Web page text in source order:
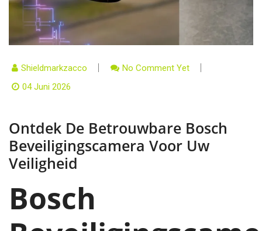
Shieldmarkzacco
No Comment Yet
04 Juni 2026
Ontdek De Betrouwbare Bosch
Beveiligingscamera Voor Uw
Veiligheid
Bosch